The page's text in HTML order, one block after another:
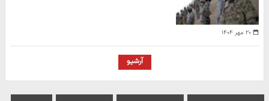
۲۰ مهر ۱۴۰۴
آرشیو